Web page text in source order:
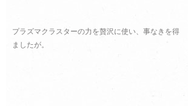
プラズマクラスターの力を贅沢に使い、事なきを得
ましたが。